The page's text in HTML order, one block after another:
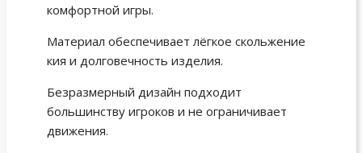
комфортной игры.
Материал обеспечивает лёгкое скольжение
кия и долговечность изделия.
Безразмерный дизайн подходит
большинству игроков и не ограничивает
движения.